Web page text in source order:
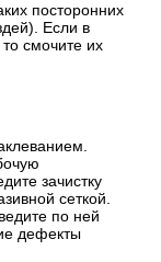
посторонних
Если в
смочите их
зачистку
сеткой.
по ней
дефекты